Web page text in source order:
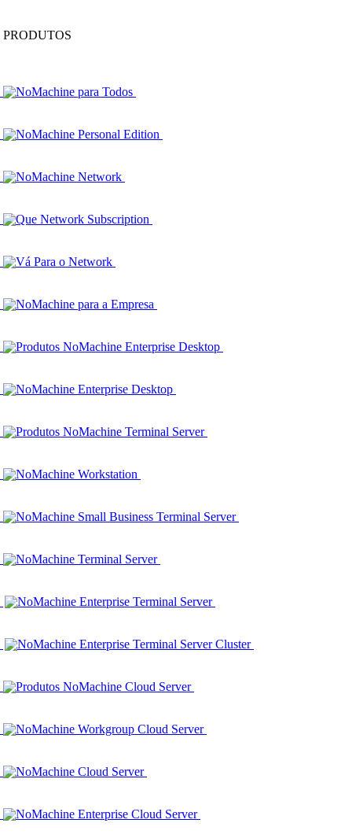
PRODUTOS
NoMachine para Todos
NoMachine Personal Edition
NoMachine Network
Que Network Subscription
Vá Para o Network
NoMachine para a Empresa
Produtos NoMachine Enterprise Desktop
NoMachine Enterprise Desktop
Produtos NoMachine Terminal Server
NoMachine Workstation
NoMachine Small Business Terminal Server
NoMachine Terminal Server
NoMachine Enterprise Terminal Server
NoMachine Enterprise Terminal Server Cluster
Produtos NoMachine Cloud Server
NoMachine Workgroup Cloud Server
NoMachine Cloud Server
NoMachine Enterprise Cloud Server